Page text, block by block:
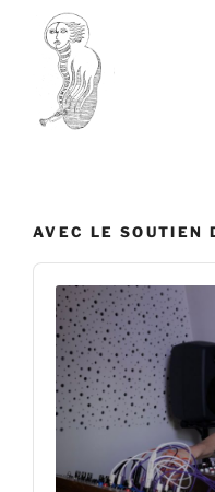
AVEC LE SOUTIEN
Audio
Player